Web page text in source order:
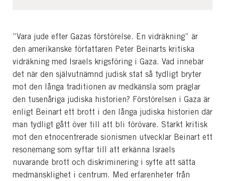
”Vara jude efter Gazas förstörelse. En vidräkning” är
den amerikanske författaren Peter Beinarts kritiska
vidräkning med Israels krigsföring i Gaza. Vad innebär
det när den självutnämnd judisk stat så tydligt bryter
mot den långa traditionen av medkänsla som präglar
den tusenåriga judiska historien? Förstörelsen i Gaza är
enligt Beinart ett brott i den långa judiska historien där
man tydligt gått över till att bli förövare. Starkt kritisk
mot den etnocentrerade sionismen utvecklar Beinart ett
resonemang som syftar till att erkänna Israels
nuvarande brott och diskriminering i syfte att sätta
medmänsklighet i centrum. Med erfarenheter från